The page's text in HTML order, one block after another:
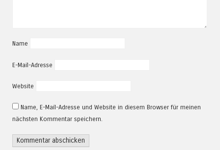
Name
E-Mail-Adresse
Website
Name, E-Mail-Adresse und Website in diesem Browser für meinen
nächsten Kommentar speichern.